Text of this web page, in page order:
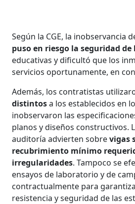
Según la CGE, la inobservancia
puso en riesgo la seguridad
educativas y dificultó que los
servicios oportunamente, en
Además, los contratistas
distintosa los establecidos en
inobservaron las
planos y diseños constructivos.
auditoría advierten sobrevigas
recubrimiento mínimo
irregularidades. Tampoco se
ensayos de laboratorio y de
contractualmente para
resistencia y seguridad de las